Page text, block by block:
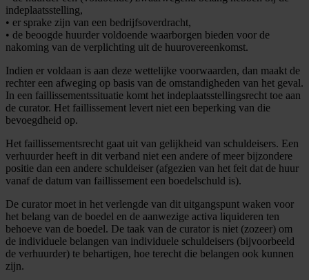
indeplaatsstelling,
• er sprake zijn van een bedrijfsoverdracht,
• de beoogde huurder voldoende waarborgen bieden voor de
nakoming van de verplichting uit de huurovereenkomst.
Indien er voldaan is aan deze wettelijke voorwaarden, dan maakt de
rechter een afweging op basis van de omstandigheden van het geval.
In een faillissementssituatie komt het indeplaatsstellingsrecht toe aan
de curator. Het faillissement levert niet een beperking van die
bevoegdheid op.
Het faillissementsrecht gaat uit van gelijkheid van schuldeisers. Een
verhuurder heeft in dit verband niet een andere of meer bijzondere
positie dan een andere schuldeiser (afgezien van het feit dat de huur
vanaf de datum van faillissement een boedelschuld is).
De curator moet in het verlengde van dit uitgangspunt waken voor
het belang van de boedel en de aanwezige activa liquideren ten
behoeve van de boedel. De taak van de curator is niet (zozeer) om
de individuele belangen van individuele schuldeisers (bijvoorbeeld
de verhuurder) te behartigen, hoe terecht die belangen ook kunnen
zijn.